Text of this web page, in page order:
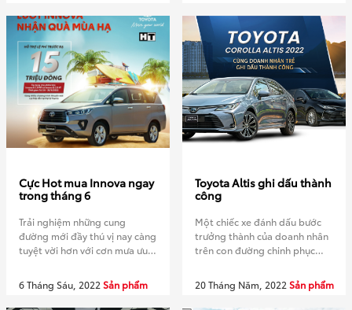
Hybrid – Corolla Altis 1.8HEV
sở hữu những gì? Công nghệ
tự sạc và chuyển đổi giữa xăng
– điện tiên […]
sử dụng sản phẩm Optiara V2
Với thời gian phủ chỉ 3 phút
trên 1 xe 1. […]
Cực Hot mua Innova ngay
trong tháng 6
Trải nghiệm những cung
đường mới đầy thú vị nay càng
tuyệt vời hơn với cơn mưa ưu
tháng 6 này! Hỗ trợ lệ phí
trước bạ 15 triệu đồng cho
phiên bản Innova E 2.0 MT và
6 Tháng Sáu, 2022 Sản phẩm
Toyota Altis ghi dấu thành
công
Một chiếc xe đánh dấu bước
trưởng thành của doanh nhân
trên con đường chinh phục
cấp khi được tích hợp những
công nghệ tiên tiến nhất tạo
nên chất lượng vượt trội và
20 Tháng Năm, 2022 Sản phẩm